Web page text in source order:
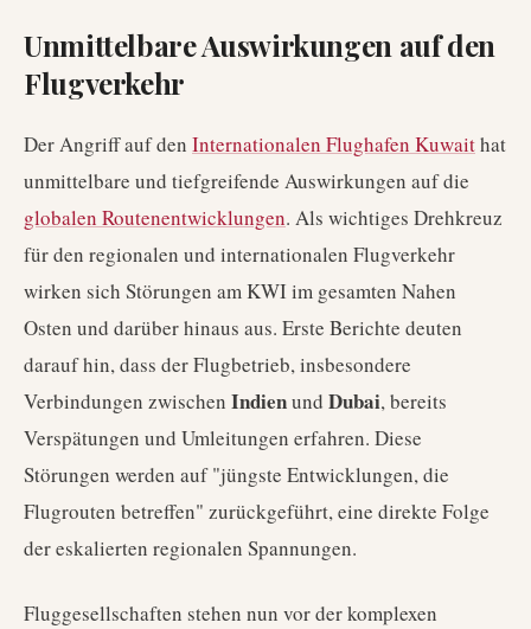
Unmittelbare Auswirkungen auf den
Flugverkehr
Der Angriff auf den Internationalen Flughafen Kuwaithat
unmittelbare und tiefgreifende Auswirkungen auf die
globalen Routenentwicklungen. Als wichtiges Drehkreuz
für den regionalen und internationalen Flugverkehr
wirken sich Störungen am KWI im gesamten Nahen
Osten und darüber hinaus aus. Erste Berichte deuten
darauf hin, dass der Flugbetrieb, insbesondere
Verbindungen zwischen Indienund Dubai, bereits
Verspätungen und Umleitungen erfahren. Diese
Störungen werden auf "jüngste Entwicklungen, die
Flugrouten betreffen" zurückgeführt, eine direkte Folge
der eskalierten regionalen Spannungen.
Fluggesellschaften stehen nun vor der komplexen